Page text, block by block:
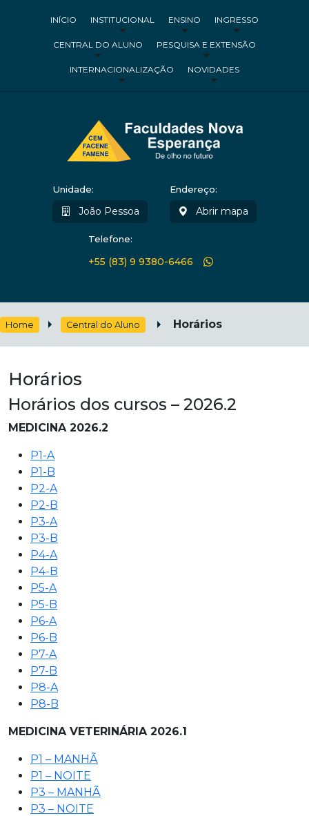
INÍCIO INSTITUCIONAL ENSINO INGRESSO
CENTRAL DO ALUNO PESQUISA E EXTENSÃO
INTERNACIONALIZAÇÃO NOVIDADES
Unidade:
João Pessoa
Endereço:
Abrir mapa
Telefone:
+55 (83) 9 9380-6466
Home Central do Aluno Horários
Horários
Horários dos cursos – 2026.2
MEDICINA 2026.2
P1-A
P1-B
P2-A
P2-B
P3-A
P3-B
P4-A
P4-B
P5-A
P5-B
P6-A
P6-B
P7-A
P7-B
P8-A
P8-B
MEDICINA VETERINÁRIA 2026.1
P1 – MANHÃ
P1 – NOITE
P3 – MANHÃ
P3 – NOITE